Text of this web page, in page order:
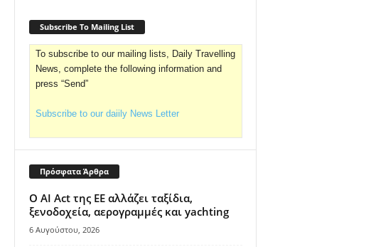
Subscribe To Mailing List
To subscribe to our mailing lists, Daily Travelling
News, complete the following information and
press “Send”
Subscribe to our daiily News Letter
Πρόσφατα Άρθρα
Ο AI Act της ΕΕ αλλάζει ταξίδια,
ξενοδοχεία, αερογραμμές και yachting
6 Αυγούστου, 2026